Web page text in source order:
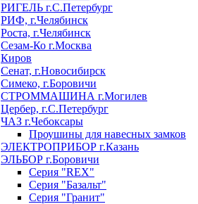
РИГЕЛЬ г.С.Петербург
РИФ, г.Челябинск
Роста, г.Челябинск
Сезам-Ко г.Москва
Киров
Сенат, г.Новосибирск
Симеко, г.Боровичи
СТРОММАШИНА г.Могилев
Цербер, г.С.Петербург
ЧАЗ г.Чебоксары
Проушины для навесных замков
ЭЛЕКТРОПРИБОР г.Казань
ЭЛЬБОР г.Боровичи
Серия "REX"
Серия "Базальт"
Серия "Гранит"